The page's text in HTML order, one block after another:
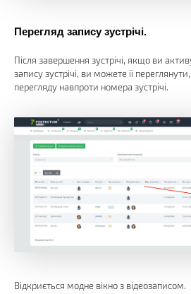
Перегляд запису зустрічі.
Після завершення зустрічі, якщо ви
запису зустрічі, ви можете її
перегляду навпроти номера зустрічі.
Відкриється модне вікно з відеозаписом.